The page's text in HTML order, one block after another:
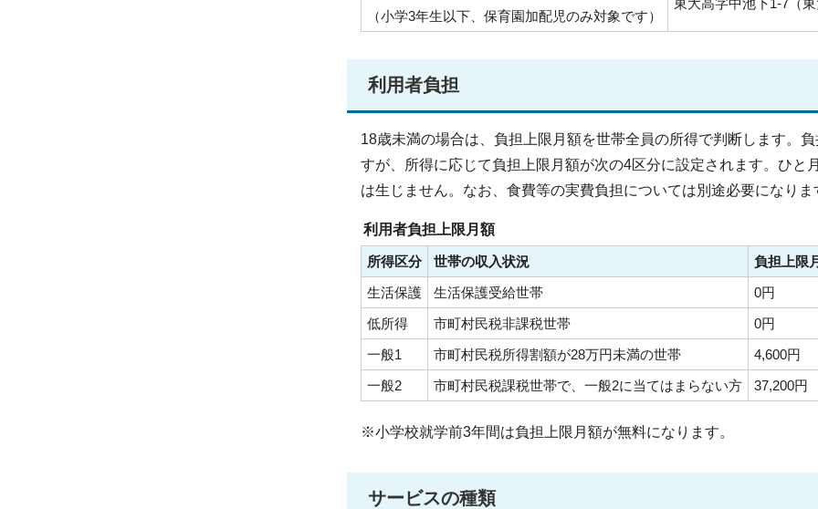
（小学3年生以下、保育園加配児のみ対象です）
東大高字中池下1-7（
利用者負担
18歳未満の場合は、負担上限月額を世帯全員の所得で判断します。
すが、所得に応じて負担上限月額が次の4区分に設定されます。ひ
は生じません。なお、食費等の実費負担については別途必要になりま
利用者負担上限月額
所得区分 世帯の収入状況
負担上限
生活保護
生活保護受給世帯
0円
低所得
市町村民税非課税世帯
0円
一般1
市町村民税所得割額が28万円未満の世帯
4,600円
一般2
市町村民税課税世帯で、一般2に当てはまらない方 37,200円
※小学校就学前3年間は負担上限月額が無料になります。
サービスの種類